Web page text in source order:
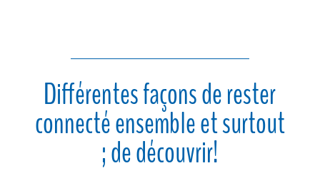
Différentes façons de rester
connecté ensemble et surtout
; de découvrir!